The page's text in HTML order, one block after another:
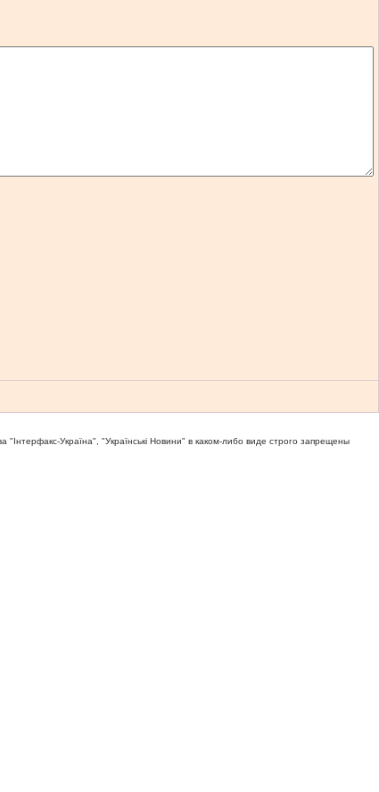
Україна", "Українськi Новини" в каком-либо виде строго запрещены